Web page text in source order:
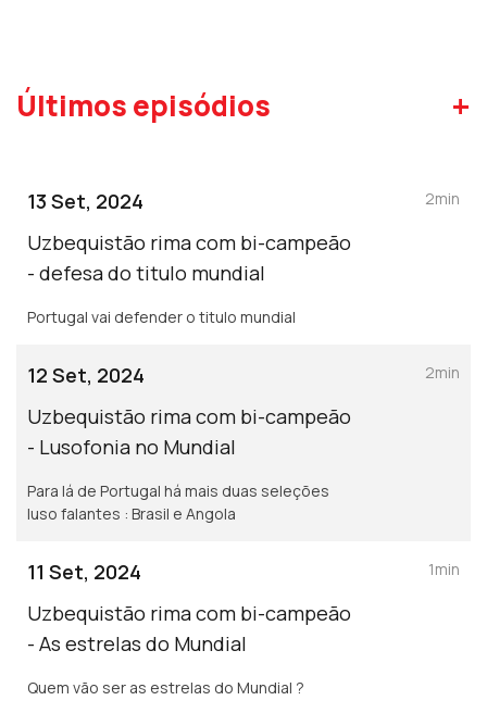
Últimos episódios +
13 Set, 2024
Uzbequistão rima com bi-campeão
- defesa do titulo mundial
Portugal vai defender o titulo mundial
2min
12 Set, 2024
Uzbequistão rima com bi-campeão
- Lusofonia no Mundial
Para lá de Portugal há mais duas seleções
luso falantes : Brasil e Angola
2min
11 Set, 2024
Uzbequistão rima com bi-campeão
- As estrelas do Mundial
Quem vão ser as estrelas do Mundial ?
1min